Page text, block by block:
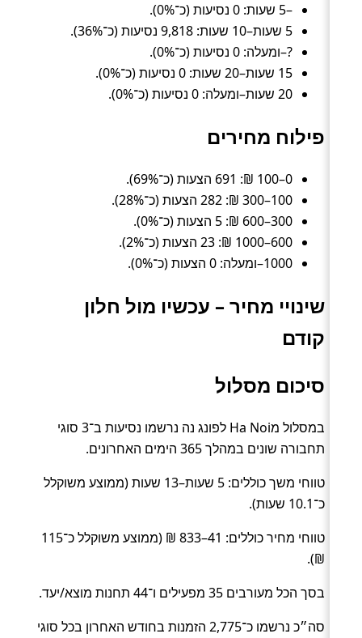
–5 שעות: 0 נסיעות (כ־0%).
5 שעות–10 שעות: 9,818 נסיעות (כ־36%).
?–ומעלה: 0 נסיעות (כ־0%).
15 שעות–20 שעות: 0 נסיעות (כ־0%).
20 שעות–ומעלה: 0 נסיעות (כ־0%).
פילוח מחירים
0–100 ₪: 691 הצעות (כ־69%).
100–300 ₪: 282 הצעות (כ־28%).
300–600 ₪: 5 הצעות (כ־0%).
600–1000 ₪: 23 הצעות (כ־2%).
1000–ומעלה: 0 הצעות (כ־0%).
שינויי מחיר – עכשיו מול חלון
קודם
סיכום מסלול
במסלול מHa Noi לפונג נה נרשמו נסיעות ב־3 סוגי
תחבורה שונים במהלך 365 הימים האחרונים.
טווחי משך כוללים: 5 שעות–13 שעות (ממוצע משוקלל
כ־10.1 שעות).
טווחי מחיר כוללים: 41–833 ₪ (ממוצע משוקלל כ־115
₪).
בסך הכל מעורבים 35 מפעילים ו־44 תחנות מוצא/יעד.
סה״כ נרשמו כ־2,775 הזמנות בחודש האחרון בכל סוגי